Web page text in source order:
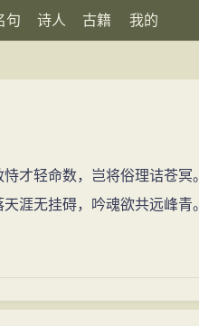
句 诗人 古籍 我的
才轻命数，岂将俗理诘苍冥。
涯无挂碍，吟魂欲共远峰青。